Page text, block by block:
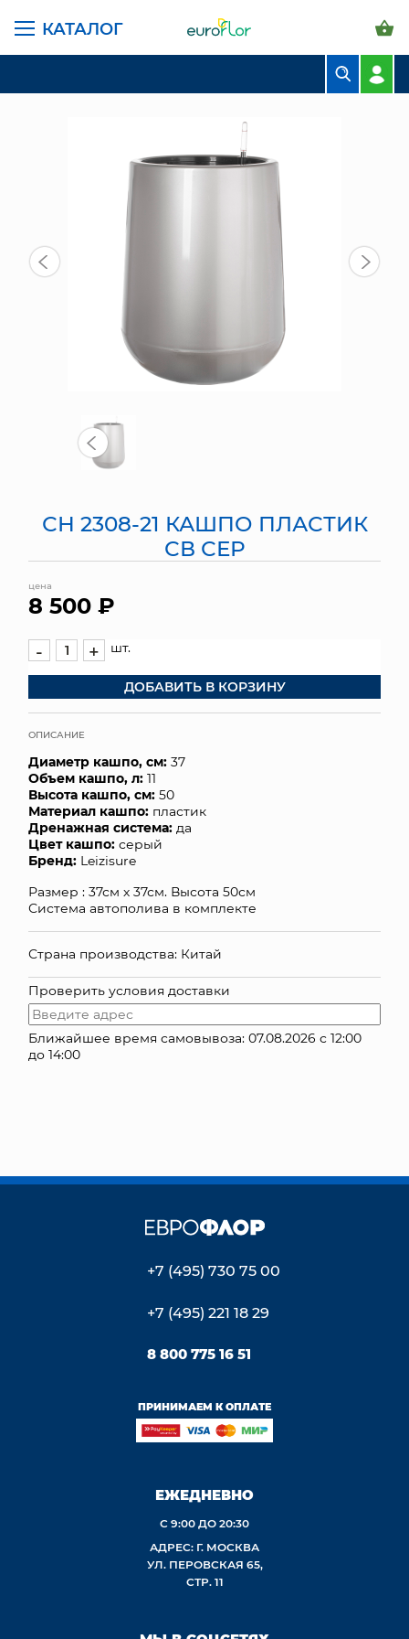
КАТАЛОГ
КОМПОЗИЦИИ
ЦВЕТЫ В ПАЧКАХ
СВАДЕБНАЯ ФЛОРИСТИКА
ПРЕДМЕТЫ ИНТЕРЬЕРА
ЯЩИКИ
СУНДУКИ
ПОДАРОЧНЫЕ КАРТЫ
ОПТОВЫМ КЛИЕНТАМ
ДОСТАВКА И ОПЛАТА
ГЛАВНАЯ СТРАНИЦА КАТАЛОГ
ГОРШКИ И КАШПО
СН 2308-21 КАШПО ПЛАСТИК
СВ СЕР
цена
8 500 ₽
- + шт.
ДОБАВИТЬ В КОРЗИНУ
ОПИСАНИЕ
Диаметр кашпо, см: 37
Объем кашпо, л: 11
Высота кашпо, см: 50
Материал кашпо: пластик
Дренажная система: да
Цвет кашпо: серый
Бренд: Leizisure
Размер : 37см х 37см. Высота 50см
Система автополива в комплекте
Страна производства: Китай
Проверить условия доставки
Ближайшее время самовывоза: 07.08.2026 с 12:00
до 14:00
+7 (495) 730 75 00
+7 (495) 221 18 29
8 800 775 16 51
ПРИНИМАЕМ К ОПЛАТЕ
ЕЖЕДНЕВНО
С 9:00 ДО 20:30
АДРЕС: Г. МОСКВА
УЛ. ПЕРОВСКАЯ 65,
СТР. 11